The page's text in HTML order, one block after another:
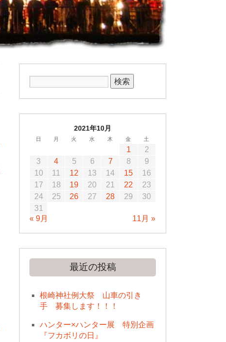
2021年10月
日 月 火 水 木 金 土
1
2
3
4 5 6 7 8
9
10
11 12 13 14 15
16
17
18 19 20 21 22
23
24
25 26 27 28 29
30
31
« 9月
11月 »
最近の投稿
根崎神社例大祭 山車の引き
手 募集します！！！
ハンター×ハンター展 特別企画
『フカボリの日』